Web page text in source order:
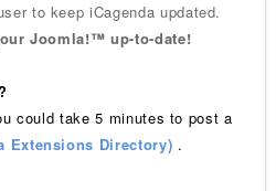
to keep iCagenda updated.
Joomla!™ up-to-date!
could take 5 minutes to post a
Extensions Directory) .